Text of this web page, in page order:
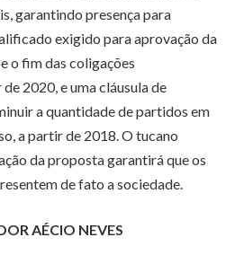
garantindo presença para
exigido para aprovação da
o fim das coligações
2020, e uma cláusula de
a quantidade de partidos em
a partir de 2018. O tucano
da proposta garantirá que os
de fato a sociedade.
AÉCIO NEVES